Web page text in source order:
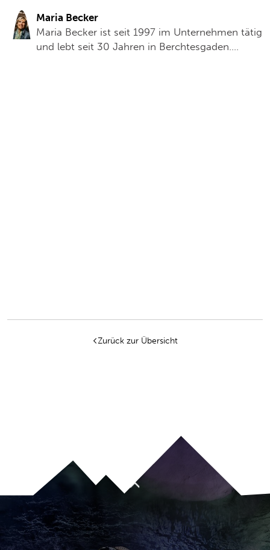
Maria Becker
Maria Becker ist seit 1997 im Unternehmen tätig
und lebt seit 30 Jahren in Berchtesgaden.
Zurück zur Übersicht
Nach oben